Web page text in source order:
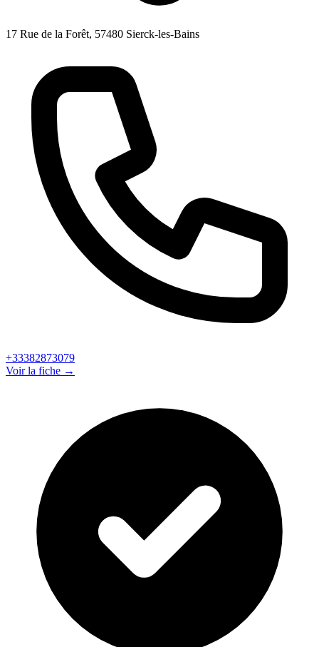
17 Rue de la Forêt, 57480 Sierck-les-Bains
+33382873079
Voir la fiche →